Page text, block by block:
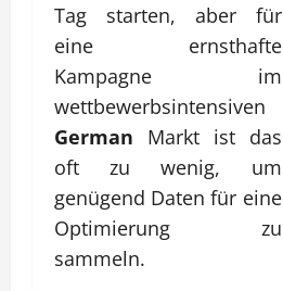
Tag starten, aber für
eine ernsthafte
Kampagne im
wettbewerbsintensiven
German Markt ist das
oft zu wenig, um
genügend Daten für eine
Optimierung zu
sammeln.